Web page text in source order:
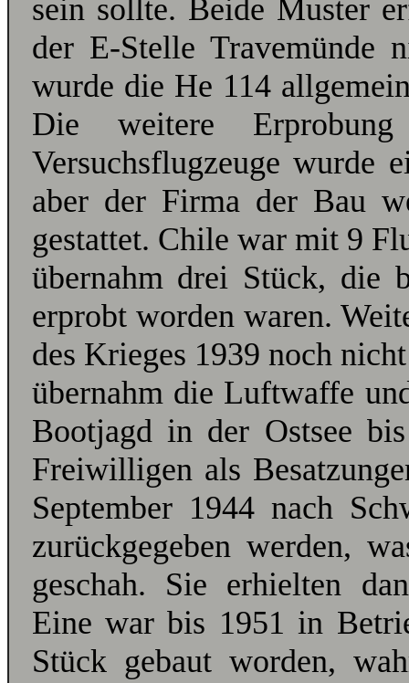
sein sollte. Beide Muster
der E-Stelle Travemünde
wurde die He 114
Die weitere
Versuchsflugzeuge wurde
aber der Firma der Bau
gestattet. Chile war mit 9
übernahm drei Stück, die
erprobt worden waren.
des Krieges 1939 noch
übernahm die Luftwaffe
Bootjagd in der Ostsee
Freiwilligen als
September 1944 nach
zurückgegeben werden,
geschah. Sie erhielten
Eine war bis 1951 in
Stück gebaut worden,